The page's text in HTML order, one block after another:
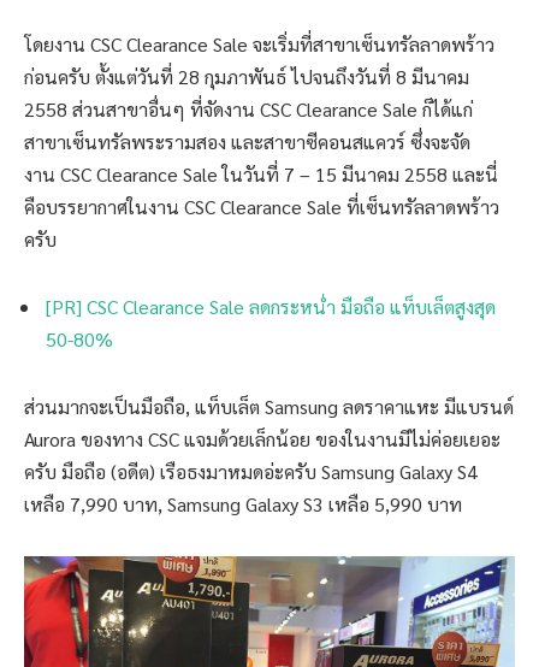
โดยงาน CSC Clearance Sale จะเริ่มที่สาขาเซ็นทรัลลาดพร้าว
ก่อนครับ ตั้งแต่วันที่ 28 กุมภาพันธ์ ไปจนถึงวันที่ 8 มีนาคม
2558 ส่วนสาขาอื่นๆ ที่จัดงาน CSC Clearance Sale ก็ได้แก่
สาขาเซ็นทรัลพระรามสอง และสาขาซีคอนสแควร์ ซึ่งจะจัด
งาน CSC Clearance Sale ในวันที่ 7 – 15 มีนาคม 2558 และนี่
คือบรรยากาศในงาน CSC Clearance Sale ที่เซ็นทรัลลาดพร้าว
ครับ
[PR] CSC Clearance Sale ลดกระหน่ำ มือถือ แท็บเล็ตสูงสุด
50-80%
ส่วนมากจะเป็นมือถือ, แท็บเล็ต Samsung ลดราคาแหะ มีแบรนด์
Aurora ของทาง CSC แจมด้วยเล็กน้อย ของในงานมีไม่ค่อยเยอะ
ครับ มือถือ (อดีต) เรือธงมาหมดอ่ะครับ Samsung Galaxy S4
เหลือ 7,990 บาท, Samsung Galaxy S3 เหลือ 5,990 บาท